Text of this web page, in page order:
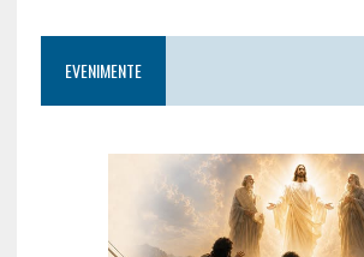
EVENIMENTE